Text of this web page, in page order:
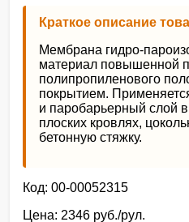
Краткое описание
Мембрана гидро-
материал повышенной
полипропиленового
покрытием.
и паробарьерный слой
плоских кровлях,
бетонную стяжку.
Код: 00-00052315
Цена: 2346 руб./рул.